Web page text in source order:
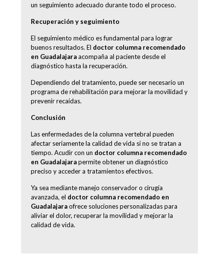
un seguimiento adecuado durante todo el proceso.
Recuperación y seguimiento
El seguimiento médico es fundamental para lograr
buenos resultados. El doctor columna recomendado
en Guadalajaraacompaña al paciente desde el
diagnóstico hasta la recuperación.
Dependiendo del tratamiento, puede ser necesario un
programa de rehabilitación para mejorar la movilidad y
prevenir recaídas.
Conclusión
Las enfermedades de la columna vertebral pueden
afectar seriamente la calidad de vida si no se tratan a
tiempo. Acudir con un doctor columna recomendado
en Guadalajarapermite obtener un diagnóstico
preciso y acceder a tratamientos efectivos.
Ya sea mediante manejo conservador o cirugía
avanzada, el doctor columna recomendado en
Guadalajaraofrece soluciones personalizadas para
aliviar el dolor, recuperar la movilidad y mejorar la
calidad de vida.